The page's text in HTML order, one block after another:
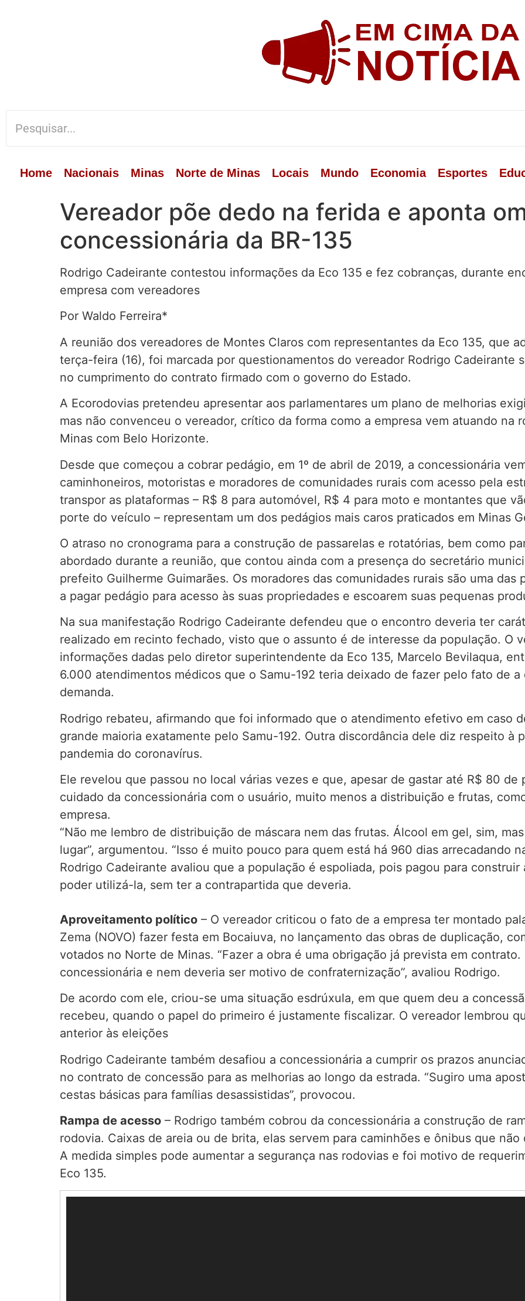
Home Nacionais Minas Norte de Minas Locais Mundo Economia Esportes
Vereador põe dedo na ferida e aponta
concessionária da BR-135
Rodrigo Cadeirante contestou informações da Eco 135 e fez cobranças, durante
empresa com vereadores
Por Waldo Ferreira*
A reunião dos vereadores de Montes Claros com representantes da Eco 135, que
terça-feira (16), foi marcada por questionamentos do vereador Rodrigo Cadeirante
no cumprimento do contrato firmado com o governo do Estado.
A Ecorodovias pretendeu apresentar aos parlamentares um plano de melhorias
mas não convenceu o vereador, crítico da forma como a empresa vem atuando na
Minas com Belo Horizonte.
Desde que começou a cobrar pedágio, em 1º de abril de 2019, a concessionária
caminhoneiros, motoristas e moradores de comunidades rurais com acesso pela
transpor as plataformas – R$ 8 para automóvel, R$ 4 para moto e montantes que
porte do veículo – representam um dos pedágios mais caros praticados em Minas
O atraso no cronograma para a construção de passarelas e rotatórias, bem como
abordado durante a reunião, que contou ainda com a presença do secretário
prefeito Guilherme Guimarães. Os moradores das comunidades rurais são uma
a pagar pedágio para acesso às suas propriedades e escoarem suas pequenas
Na sua manifestação Rodrigo Cadeirante defendeu que o encontro deveria ter
realizado em recinto fechado, visto que o assunto é de interesse da população. O
informações dadas pelo diretor superintendente da Eco 135, Marcelo Bevilaqua,
6.000 atendimentos médicos que o Samu-192 teria deixado de fazer pelo fato de a
demanda.
Rodrigo rebateu, afirmando que foi informado que o atendimento efetivo em caso
grande maioria exatamente pelo Samu-192. Outra discordância dele diz respeito à
pandemia do coronavírus.
Ele revelou que passou no local várias vezes e que, apesar de gastar até R$ 80 de
cuidado da concessionária com o usuário, muito menos a distribuição e frutas,
empresa.
“Não me lembro de distribuição de máscara nem das frutas. Álcool em gel, sim,
lugar”, argumentou. “Isso é muito pouco para quem está há 960 dias arrecadando
Rodrigo Cadeirante avaliou que a população é espoliada, pois pagou para construir
poder utilizá-la, sem ter a contrapartida que deveria.
Aproveitamento político – O vereador criticou o fato de a empresa ter montado
Zema (NOVO) fazer festa em Bocaiuva, no lançamento das obras de duplicação,
votados no Norte de Minas. “Fazer a obra é uma obrigação já prevista em
concessionária e nem deveria ser motivo de confraternização”, avaliou Rodrigo.
De acordo com ele, criou-se uma situação esdrúxula, em que quem deu a
recebeu, quando o papel do primeiro é justamente fiscalizar. O vereador lembrou
anterior às eleições
Rodrigo Cadeirante também desafiou a concessionária a cumprir os prazos
no contrato de concessão para as melhorias ao longo da estrada. “Sugiro uma
cestas básicas para famílias desassistidas”, provocou.
Rampa de acesso – Rodrigo também cobrou da concessionária a construção de
rodovia. Caixas de areia ou de brita, elas servem para caminhões e ônibus que
A medida simples pode aumentar a segurança nas rodovias e foi motivo de
Eco 135.